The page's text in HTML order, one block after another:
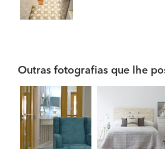
Outras fotografias que lhe